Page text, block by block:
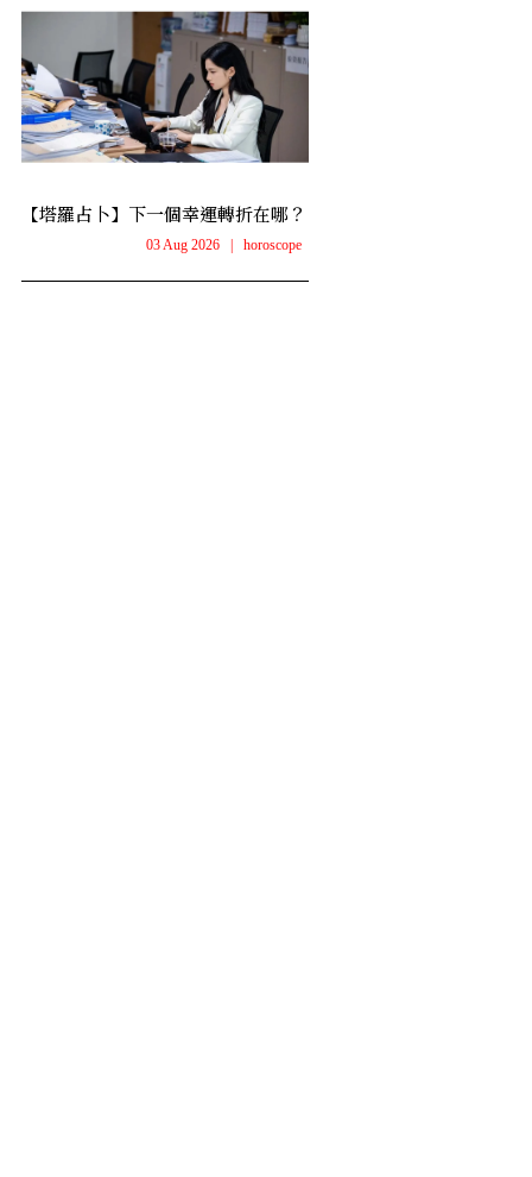
【塔羅占卜】下一個幸運轉折在哪？
03 Aug 2026 horoscope